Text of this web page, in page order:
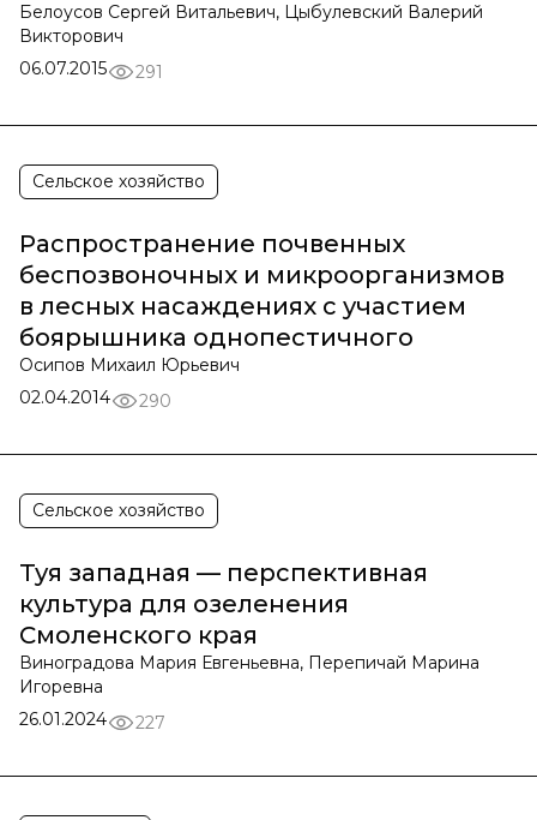
Белоусов Сергей Витальевич, Цыбулевский Валерий
Викторович
06.07.2015
291
Сельское хозяйство
Распространение почвенных
беспозвоночных и микроорганизмов
в лесных насаждениях с участием
боярышника однопестичного
Осипов Михаил Юрьевич
02.04.2014
290
Сельское хозяйство
Туя западная — перспективная
культура для озеленения
Смоленского края
Виноградова Мария Евгеньевна, Перепичай Марина
Игоревна
26.01.2024
227